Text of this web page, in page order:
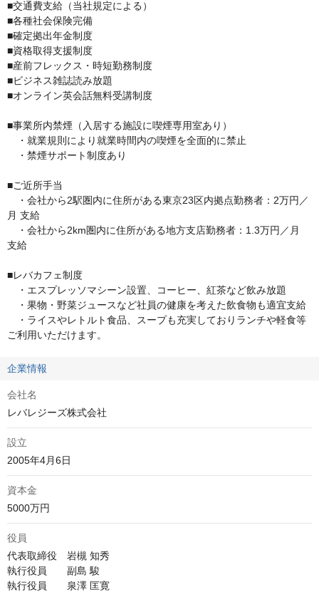
■交通費支給（当社規定による）
■各種社会保険完備
■確定拠出年金制度
■資格取得支援制度
■産前フレックス・時短勤務制度
■ビジネス雑誌読み放題
■オンライン英会話無料受講制度
■事業所内禁煙（入居する施設に喫煙専用室あり）
・就業規則により就業時間内の喫煙を全面的に禁止
・禁煙サポート制度あり
■ご近所手当
・会社から2駅圏内に住所がある東京23区内拠点勤務者：2万円／
月 支給
・会社から2km圏内に住所がある地方支店勤務者：1.3万円／月
支給
■レバカフェ制度
・エスプレッソマシーン設置、コーヒー、紅茶など飲み放題
・果物・野菜ジュースなど社員の健康を考えた飲食物も適宜支給
・ライスやレトルト食品、スープも充実しておりランチや軽食等
ご利用いただけます。
企業情報
会社名
レバレジーズ株式会社
設立
2005年4月6日
資本金
5000万円
役員
代表取締役　岩槻 知秀
執行役員　　副島 駿
執行役員　　泉澤 匡寛